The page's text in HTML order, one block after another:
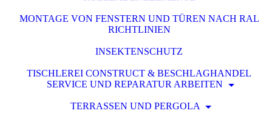
MONTAGE VON FENSTERN UND TÜREN NACH RAL
RICHTLINIEN
INSEKTENSCHUTZ
TISCHLEREI CONSTRUCT & BESCHLAGHANDEL
SERVICE UND REPARATUR ARBEITEN
TERRASSEN UND PERGOLA